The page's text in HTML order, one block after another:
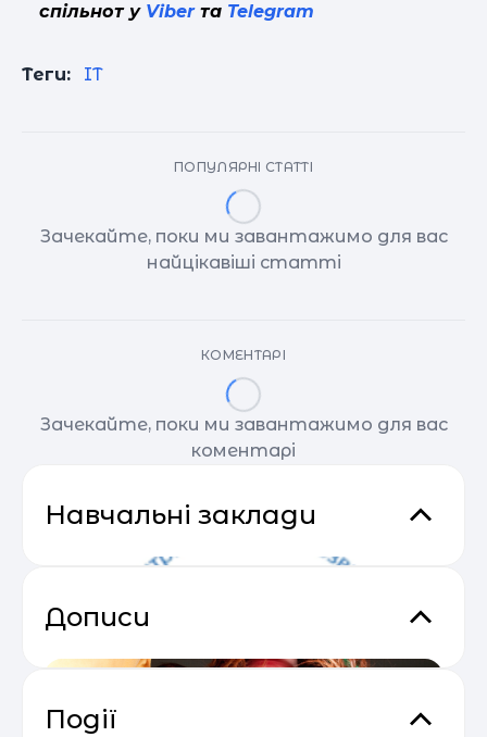
спільнот у Viberта Telegram
Теги: IT
ПОПУЛЯРНІ СТАТТІ
Зачекайте, поки ми завантажимо для вас
найцікавіші статті
КОМЕНТАРІ
Зачекайте, поки ми завантажимо для вас
коментарі
Навчальні заклади
Дописи
Події